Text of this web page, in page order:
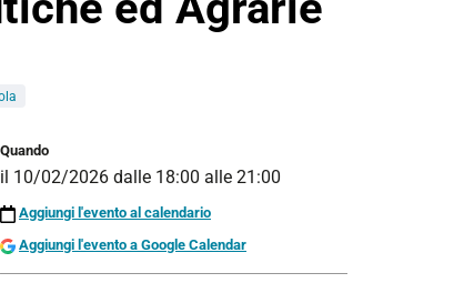
Quando
il 10/02/2026 dalle 18:00 alle 21:00
Aggiungi l'evento al calendario
Aggiungi l'evento a Google Calendar